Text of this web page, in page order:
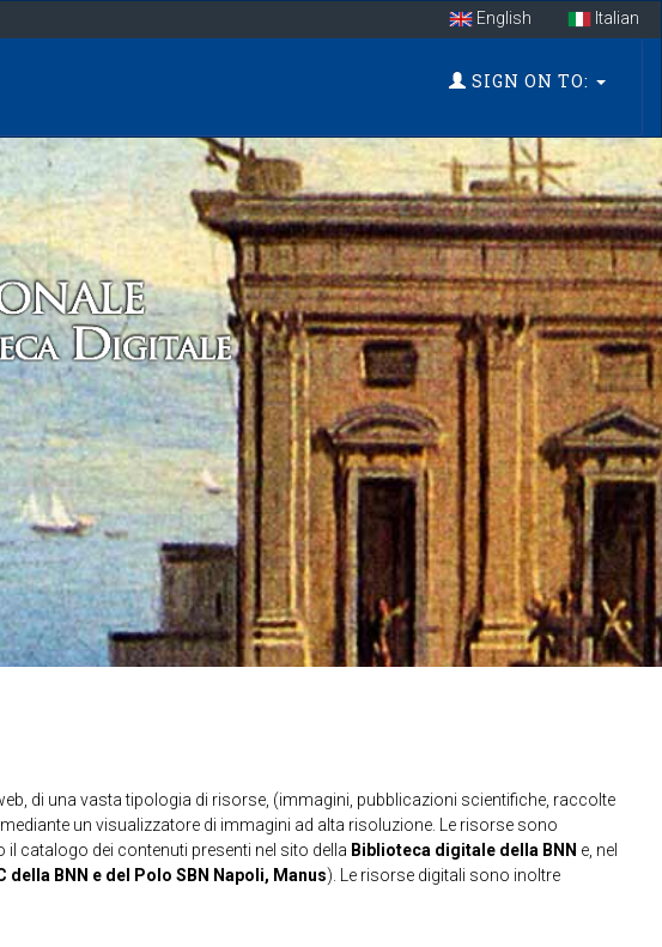
English Italian
SIGN ON TO:
di una vasta tipologia di risorse, (immagini, pubblicazioni scientifiche, raccolte
un visualizzatore di immagini ad alta risoluzione. Le risorse sono
catalogo dei contenuti presenti nel sito della Biblioteca digitale della BNN e, nel
della BNN e del Polo SBN Napoli, Manus). Le risorse digitali sono inoltre